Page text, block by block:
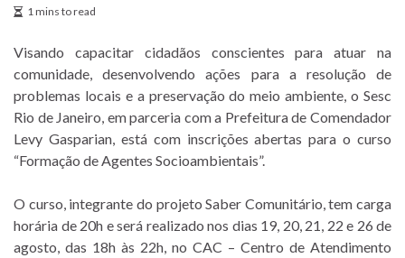
1 mins to read
Visando capacitar cidadãos conscientes para atuar na
comunidade, desenvolvendo ações para a resolução de
problemas locais e a preservação do meio ambiente, o Sesc
Rio de Janeiro, em parceria com a Prefeitura de Comendador
Levy Gasparian, está com inscrições abertas para o curso
“Formação de Agentes Socioambientais”.
O curso, integrante do projeto Saber Comunitário, tem carga
horária de 20h e será realizado nos dias 19, 20, 21, 22 e 26 de
agosto, das 18h às 22h, no CAC – Centro de Atendimento